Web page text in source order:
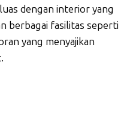
dengan interior yang
berbagai fasilitas seperti
yang menyajikan